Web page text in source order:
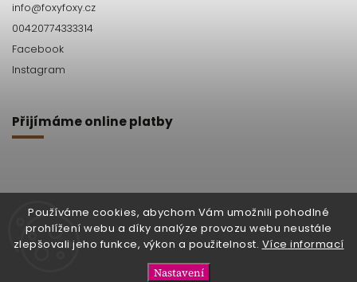
Používáme cookies, abychom Vám umožnili pohodlné
prohlížení webu a díky analýze provozu webu neustále
zlepšovali jeho funkce, výkon a použitelnost. Více informací
Nastavení
info@foxyfoxy.cz
00420774333314
Facebook
Instagram
Přijímáme online platby
FacebookInstagram